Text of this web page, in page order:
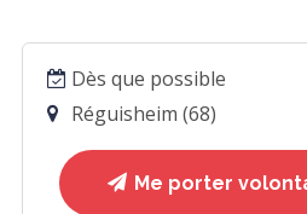
Dès que possible
Réguisheim (68)
Me porter